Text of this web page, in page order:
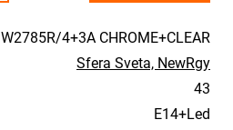
W2785R/4+3A CHROME+CLEAR
Sfera Sveta, NewRgy
43
E14+Led